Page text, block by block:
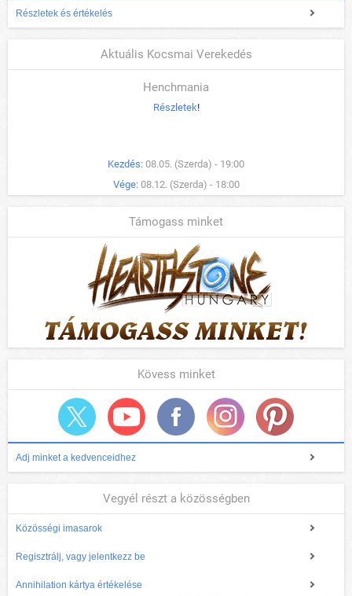
Részletek és értékelés
Aktuális Kocsmai Verekedés
Henchmania
Részletek!
Kezdés: 08.05. (Szerda) - 19:00
Vége: 08.12. (Szerda) - 18:00
Támogass minket
Kövess minket
Adj minket a kedvenceidhez
Vegyél részt a közösségben
Közösségi imasarok
Regisztrálj, vagy jelentkezz be
Annihilation kártya értékelése